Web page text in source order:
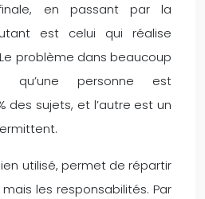
en passant par la
est celui qui réalise
problème dans beaucoup
personne est
des sujets, et l’autre est un
utilisé, permet de répartir
les responsabilités. Par